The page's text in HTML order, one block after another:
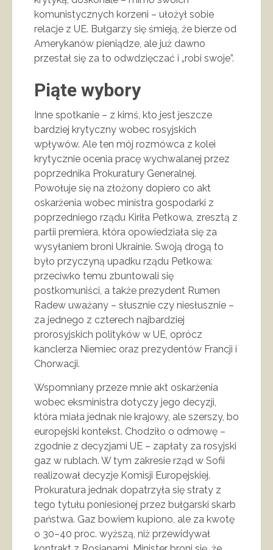
komunistycznych korzeni – ułożył sobie
relacje z UE. Bułgarzy się śmieją, że bierze od
Amerykanów pieniądze, ale już dawno
przestał się za to odwdzięczać i „robi swoje”.
Piąte wybory
Inne spotkanie – z kimś, kto jest jeszcze
bardziej krytyczny wobec rosyjskich
wpływów. Ale ten mój rozmówca z kolei
krytycznie ocenia pracę wychwalanej przez
poprzednika Prokuratury Generalnej.
Powołuje się na złożony dopiero co akt
oskarżenia wobec ministra gospodarki z
poprzedniego rządu Kiriła Petkowa, zresztą z
partii premiera, która opowiedziała się za
wysyłaniem broni Ukrainie. Swoją drogą to
było przyczyną upadku rządu Petkowa:
przeciwko temu zbuntowali się
postkomuniści, a także prezydent Rumen
Radew uważany – słusznie czy niesłusznie –
za jednego z czterech najbardziej
prorosyjskich polityków w UE, oprócz
kanclerza Niemiec oraz prezydentów Francji i
Chorwacji.
Wspomniany przeze mnie akt oskarżenia
wobec eksministra dotyczy jego decyzji,
która miała jednak nie krajowy, ale szerszy, bo
europejski kontekst. Chodziło o odmowę –
zgodnie z decyzjami UE – zapłaty za rosyjski
gaz w rublach. W tym zakresie rząd w Sofii
realizował decyzje Komisji Europejskiej.
Prokuratura jednak dopatrzyła się straty z
tego tytułu poniesionej przez bułgarski skarb
państwa. Gaz bowiem kupiono, ale za kwotę
o 30–40 proc. wyższą, niż przewidywał